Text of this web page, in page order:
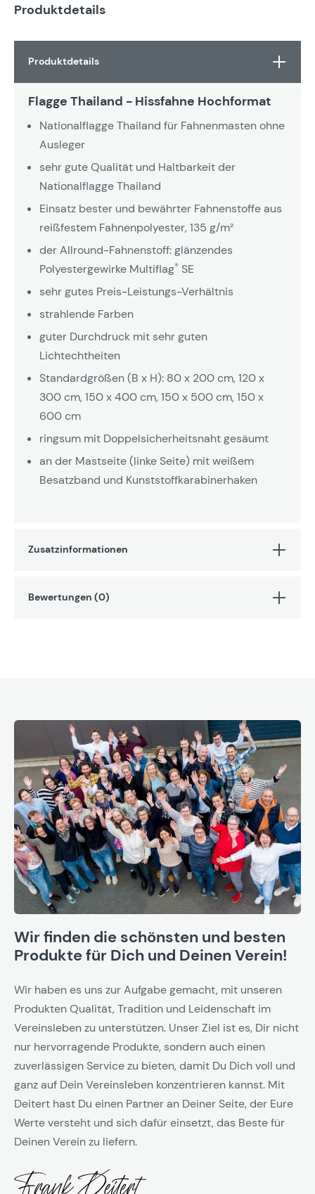
Produktdetails
Produktdetails
Flagge Thailand - Hissfahne Hochformat
Nationalflagge Thailand für Fahnenmasten ohne
Ausleger
sehr gute Qualität und Haltbarkeit der
Nationalflagge Thailand
Einsatz bester und bewährter Fahnenstoffe aus
reißfestem Fahnenpolyester, 135 g/m²
der Allround-Fahnenstoff: glänzendes
Polyestergewirke Multiflag® SE
sehr gutes Preis-Leistungs-Verhältnis
strahlende Farben
guter Durchdruck mit sehr guten
Lichtechtheiten
Standardgrößen (B x H): 80 x 200 cm, 120 x
300 cm, 150 x 400 cm, 150 x 500 cm, 150 x
600 cm
ringsum mit Doppelsicherheitsnaht gesäumt
an der Mastseite (linke Seite) mit weißem
Besatzband und Kunststoffkarabinerhaken
Zusatzinformationen
Bewertungen (0)
Wir finden die schönsten und besten
Produkte für Dich und Deinen Verein!
Wir haben es uns zur Aufgabe gemacht, mit unseren
Produkten Qualität, Tradition und Leidenschaft im
Vereinsleben zu unterstützen. Unser Ziel ist es, Dir nicht
nur hervorragende Produkte, sondern auch einen
zuverlässigen Service zu bieten, damit Du Dich voll und
ganz auf Dein Vereinsleben konzentrieren kannst. Mit
Deitert hast Du einen Partner an Deiner Seite, der Eure
Werte versteht und sich dafür einsetzt, das Beste für
Deinen Verein zu liefern.